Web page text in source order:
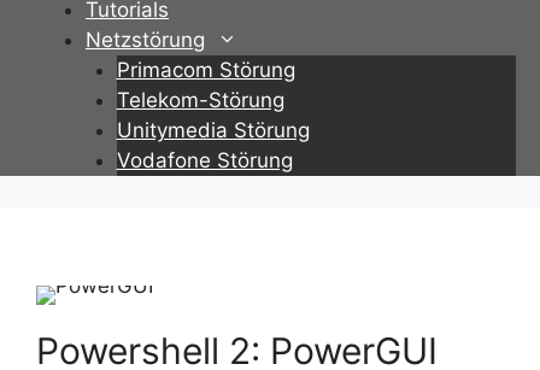
Tutorials
Netzstörung
Primacom Störung
Telekom-Störung
Unitymedia Störung
Vodafone Störung
Powershell 2: PowerGUI